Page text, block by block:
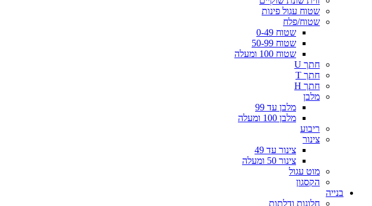
שטוח עגול פינות
שטוח/פלח
שטוח 0-49
שטוח 50-99
שטוח 100 ומעלה
חתך U
חתך T
חתך H
מלבן
מלבן עד 99
מלבן 100 ומעלה
ריבוע
צינור
צינור עד 49
צינור 50 ומעלה
מוט עגול
הקסגון
בנייה
חלונות ודלתות